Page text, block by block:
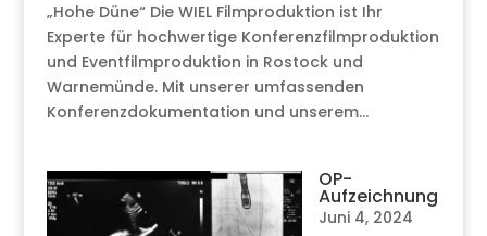
„Hohe Düne“ Die WIEL Filmproduktion ist Ihr
Experte für hochwertige Konferenzfilmproduktion
und Eventfilmproduktion in Rostock und
Warnemünde. Mit unserer umfassenden
Konferenzdokumentation und unserem...
OP-
Aufzeichnung
Juni 4, 2024